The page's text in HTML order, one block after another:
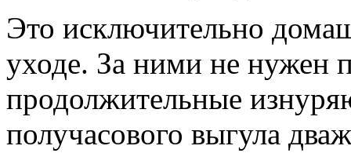
Это исключительно
уходе. За ними не нужен
продолжительные
получасового выгула